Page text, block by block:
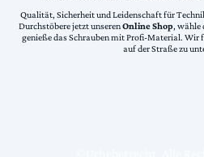
Qualität, Sicherheit und Leidenschaft für
Durchstöbere jetzt unserenOnline Shop, wähle
genieße das Schrauben mit Profi-Material. Wir
auf der Straße zu